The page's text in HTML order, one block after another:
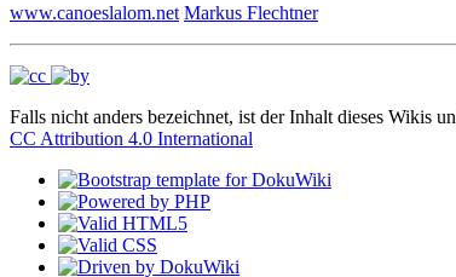
www.canoeslalom.net Markus Flechtner
Falls nicht anders bezeichnet, ist der Inhalt dieses Wikis
CC Attribution 4.0 International